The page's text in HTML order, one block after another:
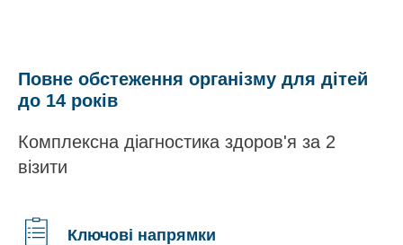
Повне обстеження організму для дітей
до 14 років
Комплексна діагностика здоров'я за 2
візити
Ключові напрямки